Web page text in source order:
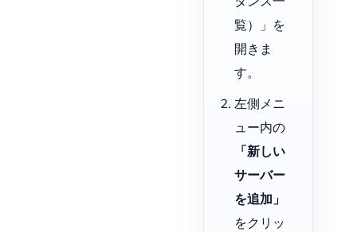
覧）」を
開きま
す。
左側メニ
ュー内の
「新しい
サーバー
を追加」
をクリッ